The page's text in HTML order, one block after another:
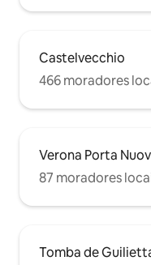
Castelvecchio
466 moradores
Verona Porta
87 moradores
Tomba de